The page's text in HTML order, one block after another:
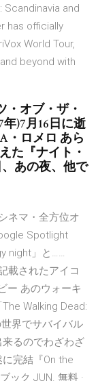
Scandinavia and
has officially
World Tour,
beyond with
・オブ・ザ・
)7月16日に逝
・ロメロ あら
た『ナイト・
あの夜、他で
ネマ・全方位オ
Spotlight
night」と……
載されたアイコ
ー あのウォーキ
Walking Dead:
界でサバイバル
るのでわざわざ
完結『On the
ック JUN. 無料 ·